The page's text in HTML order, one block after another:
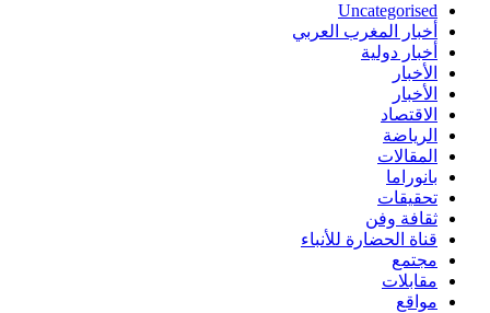
Uncategorised
أخبار المغرب العربي
أخبار دولية
الأخبار
الأخبار
الاقتصاد
الرياضة
المقالات
بانوراما
تحقيقات
ثقافة وفن
قناة الحضارة للأنباء
مجتمع
مقابلات
مواقع